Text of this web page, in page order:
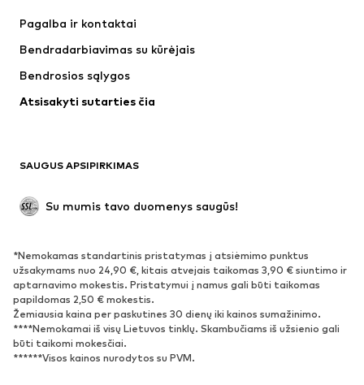
Maudymosi drabužiai
Proginiai
BATAI
Naujienos
Atviri batai
Išskirtiniai
SPORTAS
Sportiniai drabužiai
Sporto šakos
Sportiniai batai
Sportinės kuprinės ir krepšiai
Pagalba ir kontaktai
Bendradarbiavimas su kūrėjais
Bendrosios sąlygos
Atsisakyti sutarties čia
SAUGUS APSIPIRKIMAS
Su mumis tavo duomenys saugūs!
*Nemokamas standartinis pristatymas į atsiėmimo punktus
užsakymams nuo 24,90 €, kitais atvejais taikomas 3,90 € siuntimo ir
aptarnavimo mokestis. Pristatymui į namus gali būti taikomas
papildomas 2,50 € mokestis.
Žemiausia kaina per paskutines 30 dienų iki kainos sumažinimo.
****Nemokamai iš visų Lietuvos tinklų. Skambučiams iš užsienio gali
būti taikomi mokesčiai.
******Visos kainos nurodytos su PVM.